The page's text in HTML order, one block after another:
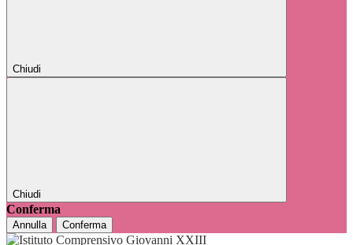
Chiudi
Chiudi
Conferma
Annulla Conferma